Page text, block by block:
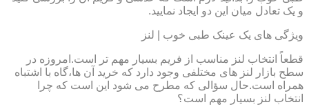
و یک تعادل میان این دو ایجاد نمایید.
ویژگی های یک عینک طبی خوب | لنز
قطعاً انتخاب لنز مناسب از فریم بسیار مهم تر است.امروزه در
سطح بازار لنز های مختلفی وجود دارد که خرید آن ها،گاه با اشتباه
همراه است.حال سؤالی که مطرح می شود این است که چرا
انتخاب لنز بسیار مهم است؟